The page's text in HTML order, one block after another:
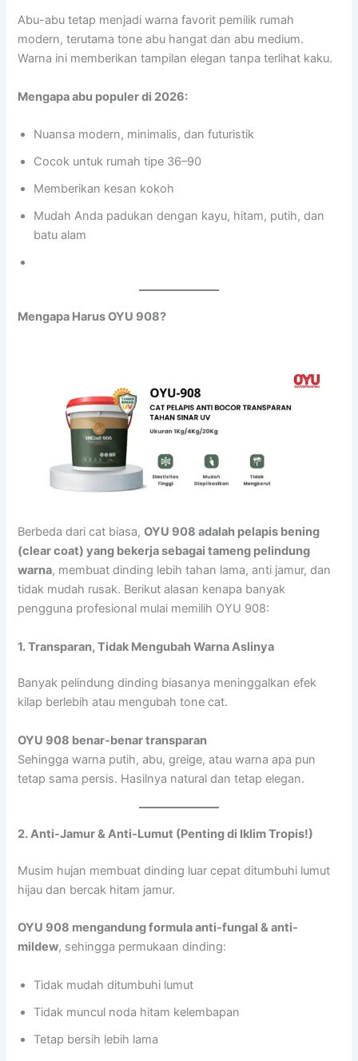
Abu-abu tetap menjadi warna favorit pemilik rumah
modern, terutama tone abu hangat dan abu medium.
Warna ini memberikan tampilan elegan tanpa terlihat kaku.
Mengapa abu populer di 2026:
Nuansa modern, minimalis, dan futuristik
Cocok untuk rumah tipe 36–90
Memberikan kesan kokoh
Mudah Anda padukan dengan kayu, hitam, putih, dan
batu alam
Mengapa Harus OYU 908?
Berbeda dari cat biasa,OYU 908 adalah pelapis bening
(clear coat) yang bekerja sebagai tameng pelindung
warna, membuat dinding lebih tahan lama, anti jamur, dan
tidak mudah rusak. Berikut alasan kenapa banyak
pengguna profesional mulai memilih OYU 908:
1. Transparan, Tidak Mengubah Warna Aslinya
Banyak pelindung dinding biasanya meninggalkan efek
kilap berlebih atau mengubah tone cat.
OYU 908 benar-benar transparan
Sehingga warna putih, abu, greige, atau warna apa pun
tetap sama persis. Hasilnya natural dan tetap elegan.
2. Anti-Jamur & Anti-Lumut (Penting di Iklim Tropis!)
Musim hujan membuat dinding luar cepat ditumbuhi lumut
hijau dan bercak hitam jamur.
OYU 908 mengandung formula anti-fungal & anti-
mildew, sehingga permukaan dinding:
Tidak mudah ditumbuhi lumut
Tidak muncul noda hitam kelembapan
Tetap bersih lebih lama